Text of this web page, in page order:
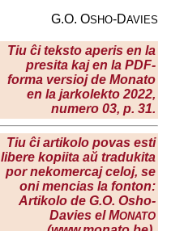
G.O. OSHO-DAVIES
Tiu ĉi teksto aperis en la
presita kaj en la PDF-
forma versioj de Monato
en la jarkolekto 2022,
numero 03, p. 31.
Tiu ĉi artikolo povas esti
libere kopiita aŭ tradukita
por nekomercaj celoj, se
oni mencias la fonton:
Artikolo de G.O. Osho-
Davies el MONATO